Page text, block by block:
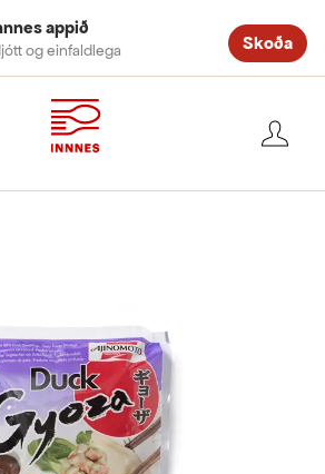
appið
og einfaldlega Skoða